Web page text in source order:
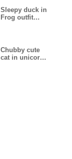
Sleepy duck in
Frog outfit
Chubby cute
cat in unicorn